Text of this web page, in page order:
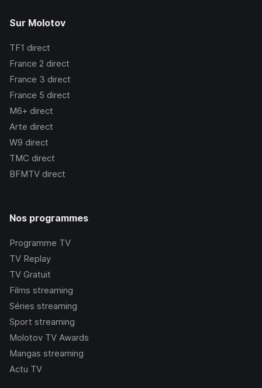
Sur Molotov
TF1 direct
France 2 direct
France 3 direct
France 5 direct
M6+ direct
Arte direct
W9 direct
TMC direct
BFMTV direct
Nos programmes
Programme TV
TV Replay
TV Gratuit
Films streaming
Séries streaming
Sport streaming
Molotov TV Awards
Mangas streaming
Actu TV